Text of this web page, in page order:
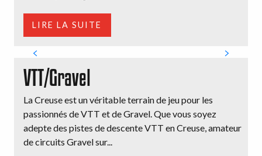
LIRE LA SUITE
VTT/Gravel
La Creuse est un véritable terrain de jeu pour les
passionnés de VTT et de Gravel. Que vous soyez
adepte des pistes de descente VTT en Creuse, amateur
de circuits Gravel sur...